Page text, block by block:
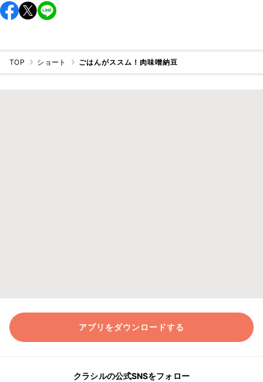
TOP ショート ごはんがススム！肉味噌納豆
アプリをダウンロードする
クラシルの公式SNSをフォロー